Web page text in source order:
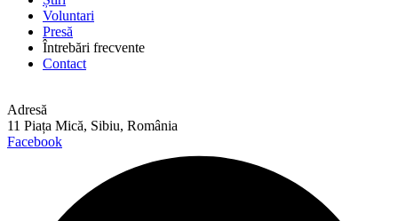
Voluntari
Presă
Întrebări frecvente
Contact
Adresă
11 Piața Mică, Sibiu, România
Facebook